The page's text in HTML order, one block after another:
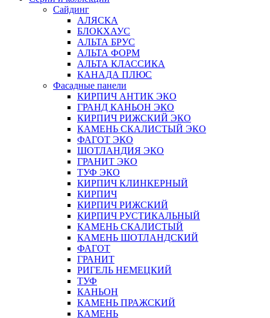
Сайдинг
АЛЯСКА
БЛОКХАУС
АЛЬТА БРУС
АЛЬТА ФОРМ
АЛЬТА КЛАССИКА
КАНАДА ПЛЮС
Фасадные панели
КИРПИЧ АНТИК ЭКО
ГРАНД КАНЬОН ЭКО
КИРПИЧ РИЖСКИЙ ЭКО
КАМЕНЬ СКАЛИСТЫЙ ЭКО
ФАГОТ ЭКО
ШОТЛАНДИЯ ЭКО
ГРАНИТ ЭКО
ТУФ ЭКО
КИРПИЧ КЛИНКЕРНЫЙ
КИРПИЧ
КИРПИЧ РИЖСКИЙ
КИРПИЧ РУСТИКАЛЬНЫЙ
КАМЕНЬ СКАЛИСТЫЙ
КАМЕНЬ ШОТЛАНДСКИЙ
ФАГОТ
ГРАНИТ
РИГЕЛЬ НЕМЕЦКИЙ
ТУФ
КАНЬОН
КАМЕНЬ ПРАЖСКИЙ
КАМЕНЬ